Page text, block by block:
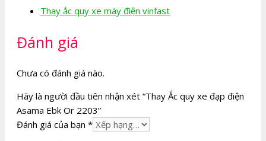
Thay ắc quy xe máy điện vinfast
Đánh giá
Chưa có đánh giá nào.
Hãy là người đầu tiên nhận xét “Thay Ắc quy xe đạp điện
Asama Ebk Or 2203”
Đánh giá của bạn *